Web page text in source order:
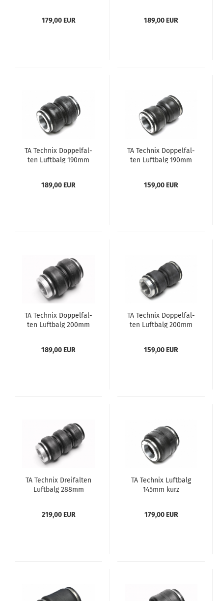
179,00 EUR 189,00 EUR
TA Tech­nix Dop­pel­fal­
ten Luft­balg 190mm
189,00 EUR
TA Tech­nix Dop­pel­fal­
ten Luft­balg 190mm
159,00 EUR
TA Tech­nix Dop­pel­fal­
ten Luft­balg 200mm
189,00 EUR
TA Tech­nix Dop­pel­fal­
ten Luft­balg 200mm
159,00 EUR
TA Tech­nix Drei­fal­ten
Luft­balg 288mm
219,00 EUR
TA Tech­nix Luft­balg
145mm kurz
179,00 EUR